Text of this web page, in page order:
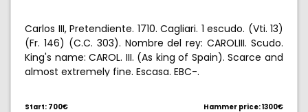
Carlos III, Pretendiente. 1710. Cagliari. 1 escudo. (Vti. 13)
(Fr. 146) (C.C. 303). Nombre del rey: CAROLIII. Scudo.
King's name: CAROL. III. (As king of Spain). Scarce and
almost extremely fine. Escasa. EBC-.
Start: 700€ Hammer price: 1300€